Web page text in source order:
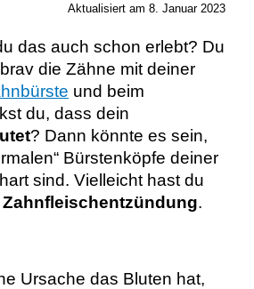
Aktualisiert am 8. Januar 2023
das auch schon erlebt? Du
die Zähne mit deiner
und beim
du, dass dein
? Dann könnte es sein,
Bürstenköpfe deiner
sind. Vielleicht hast du
Zahnfleischentzündung.
Ursache das Bluten hat,